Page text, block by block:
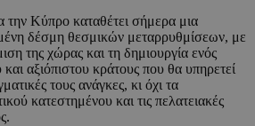
Κύπρο καταθέτει σήμερα μια
δέσμη θεσμικών μεταρρυθμίσεων, με
της χώρας και τη δημιουργία ενός
αξιόπιστου κράτους που θα υπηρετεί
τους ανάγκες, κι όχι τα
κατεστημένου και τις πελατειακές